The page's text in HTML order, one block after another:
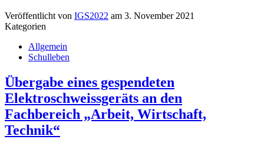
Veröffentlicht von IGS2022 am 3. November 2021
Kategorien
Allgemein
Schulleben
Übergabe eines gespendeten
Elektroschweissgeräts an den
Fachbereich „Arbeit, Wirtschaft,
Technik“